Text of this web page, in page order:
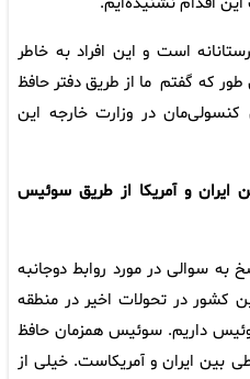
است و این افراد به خاطر
که گفتم ما از طریق دفتر حافظ
در وزارت خارجه این
ایران و آمریکا از طریق سوئیس
به سوالی در مورد روابط دوجانبه
کشور در تحولات اخیر در منطقه
داریم. سوئیس همزمان حافظ
بین ایران و آمریکاست. خیلی از